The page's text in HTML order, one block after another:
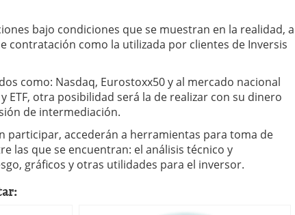
bajo condiciones que se muestran en la realidad, a
contratación como la utilizada por clientes de Inversis
como: Nasdaq, Eurostoxx50 y al mercado nacional
y ETF, otra posibilidad será la de realizar con su dinero
de intermediación.
participar, accederán a herramientas para toma de
las que se encuentran: el análisis técnico y
gráficos y otras utilidades para el inversor.